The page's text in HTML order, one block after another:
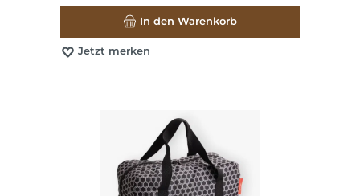
In den Warenkorb
Jetzt merken